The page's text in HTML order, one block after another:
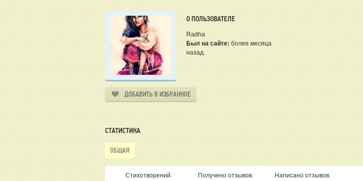
О ПОЛЬЗОВАТЕЛЕ
Radha
Был на сайте: более месяца
назад.
ДОБАВИТЬ В ИЗБРАННОЕ
СТАТИСТИКА
ОБЩАЯ
Стихотворений: Получено отзывов: Написано отзывов: